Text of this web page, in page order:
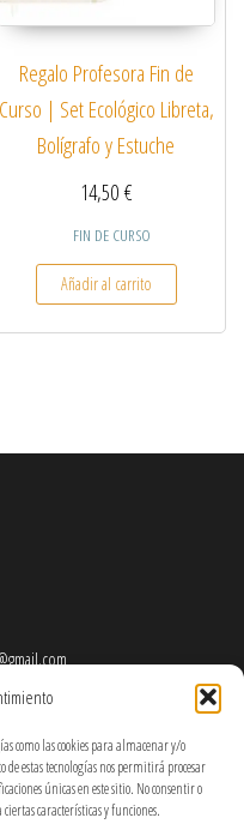
como las cookies para almacenar y/o
estas tecnologías nos permitirá procesar
únicas en este sitio. No consentir o
características y funciones.
tiene múltiples variantes. Las
Regalo Profesora Fin de
Curso | Set Ecológico Libreta,
Bolígrafo y Estuche
14,50€
FIN DE CURSO
Añadir al carrito